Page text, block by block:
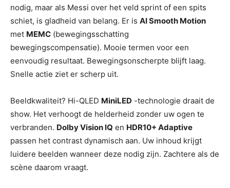
nodig, maar als Messi over het veld sprint of een spits
schiet, is gladheid van belang. Er is AI Smooth Motion
met MEMC (bewegingsschatting
bewegingscompensatie). Mooie termen voor een
eenvoudig resultaat. Bewegingsonscherpte blijft laag.
Snelle actie ziet er scherp uit.
Beeldkwaliteit? Hi-QLED MiniLED -technologie draait de
show. Het verhoogt de helderheid zonder uw ogen te
verbranden. Dolby Vision IQ en HDR10+ Adaptive
passen het contrast dynamisch aan. Uw inhoud krijgt
luidere beelden wanneer deze nodig zijn. Zachtere als de
scène daarom vraagt.